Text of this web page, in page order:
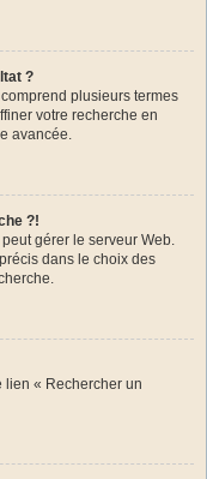
?
plusieurs termes
votre recherche en
avancée.
?!
gérer le serveur Web.
dans le choix des
lien « Rechercher un